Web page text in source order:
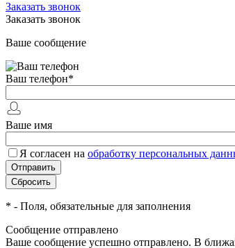
Заказать звонок
Заказать звонок
Ваше сообщение
Ваш телефон*
Ваше имя
Я согласен на обработку персональных
* - Поля, обязательные для заполнения
Сообщение отправлено
Ваше сообщение успешно отправлено. В